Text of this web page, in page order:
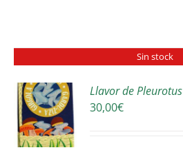
Sin stock
Llavor de Pleurotus
30,00€